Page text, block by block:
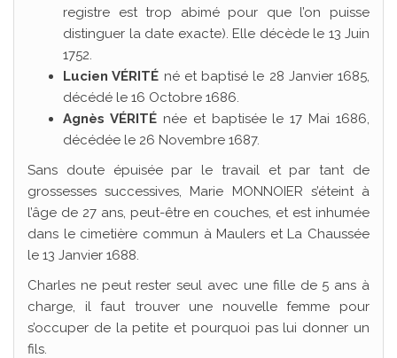
registre est trop abimé pour que l’on puisse
distinguer la date exacte). Elle décède le 13 Juin
1752.
Lucien VÉRITÉ né et baptisé le 28 Janvier 1685,
décédé le 16 Octobre 1686.
Agnès VÉRITÉnée et baptisée le 17 Mai 1686,
décédée le 26 Novembre 1687.
Sans doute épuisée par le travail et par tant de
grossesses successives, Marie MONNOIER s’éteint à
l’âge de 27 ans, peut-être en couches, et est inhumée
dans le cimetière commun à Maulers et La Chaussée
le 13 Janvier 1688.
Charles ne peut rester seul avec une fille de 5 ans à
charge, il faut trouver une nouvelle femme pour
s’occuper de la petite et pourquoi pas lui donner un
fils.